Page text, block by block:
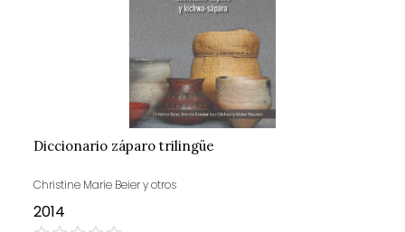
Diccionario záparo trilingüe
Christine Marie Beier y otros
2014